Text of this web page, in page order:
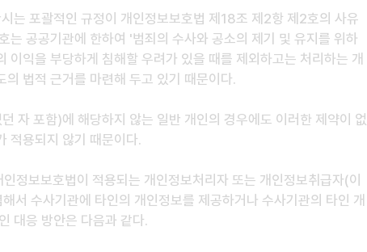
는 포괄적인 규정이 개인정보보호법 제18조 제2항 제2호의 사유
는 공공기관에 한하여 '범죄의 수사와 공소의 제기 및 유지를 위하
익을 부당하게 침해할 우려가 있을 때를 제외하고는 처리하는 개
법적 근거를 마련해 두고 있기 때문이다.
자 포함)에 해당하지 않는 일반 개인의 경우에도 이러한 제약이 없
적용되지 않기 때문이다.
정보보호법이 적용되는 개인정보처리자 또는 개인정보취급자(이
서 수사기관에 타인의 개인정보를 제공하거나 수사기관의 타인 개
대응 방안은 다음과 같다.